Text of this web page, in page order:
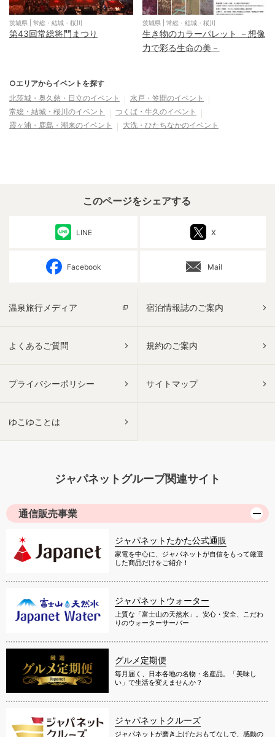
茨城県 常総・結城・桜川
第43回常総将門まつり
茨城県| 常総・結城・桜川
生き物のカラーパレット －想像
力で彩る生命の美－
○エリアからイベントを探す
北茨城・奥久慈・日立のイベント 水戸・笠間のイベント
常総・結城・桜川 のイベント つくば・牛久のイベント
霞ヶ浦・鹿島・潮来のイベント 大洗・ひたちなかのイベント
このページをシェアする
LINE X
Facebook Mail
温泉旅行メディア 宿泊情報誌のご案内
よくあるご質問 規約のご案内
プライバシーポリシー サイトマップ
ゆこゆことは
ジャパネットグループ関連サイト
通信販売事業
ジャパネットたかた公式通販
家電を中心に、ジャパネットが自信をもって厳選
した商品だけをご紹介！
ジャパネットウォーター
上質な「富士山の天然水」。安心・安全、こだわ
りのウォーターサーバー
グルメ定期便
毎月届く、日本各地の名物・名産品。「美味し
い」で生活を変えませんか？
ジャパネットクルーズ
ジャパネットが磨き上げたおもてなしで、感動の